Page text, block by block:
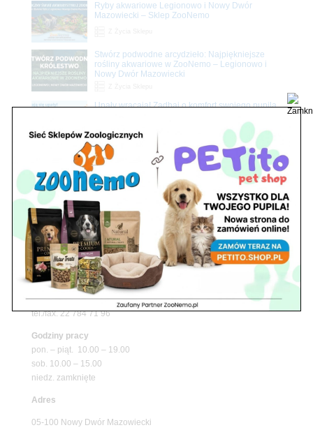
Ryby akwariowe Legionowo i Nowy Dwór
Mazowiecki – Sklep ZooNemo
Stwórz podwodne arcydzieło: Najpiękniejsze
rośliny akwariowe w ZooNemo – Legionowo i
Nowy Dwór Mazowiecki
Promocje
Upały wracają! Zadbaj o komfort swojego pupila
Z Życia Sklepu
Petito Pet Shop – Internetowy Sklep Zoologiczny
Online! Wszystko Dla Twojego Pupila | ZooNemo
Znajdź nas
Adres
05-120 Legionowo
ul. Piłsudskiego 31,
pawilon 134
tel./fax. 22 784 71 96
Godziny pracy
pon. – piąt. 10.00 – 19.00
sob. 10.00 – 15.00
niedz. zamknięte
Adres
05-100 Nowy Dwór Mazowiecki